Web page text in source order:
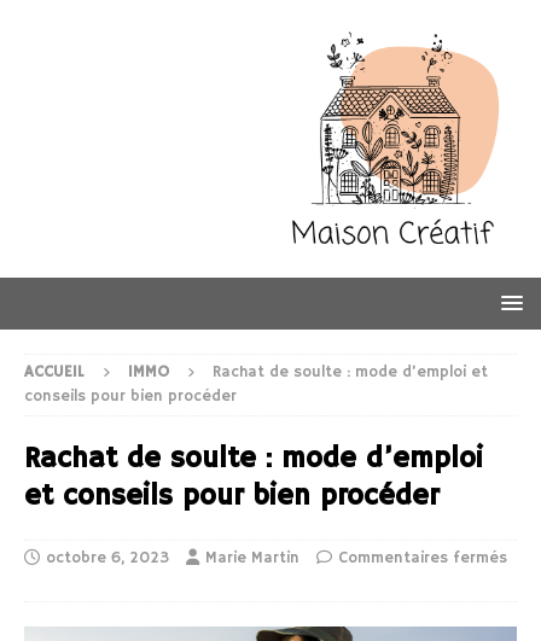
ACCUEIL IMMO
Rachat de soulte : mode d’emploi et
conseils pour bien procéder
Rachat de soulte : mode d’emploi
et conseils pour bien procéder
octobre 6, 2023 Marie Martin Commentaires fermés